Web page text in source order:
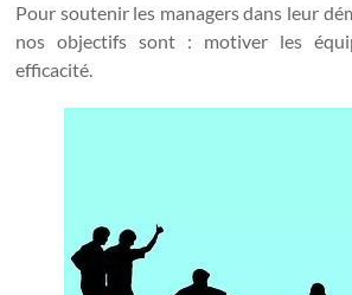
Pour soutenir les managers dans leur
nos objectifs sont : motiver les
efficacité.